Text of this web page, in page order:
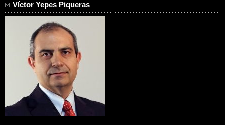
Víctor Yepes Piqueras